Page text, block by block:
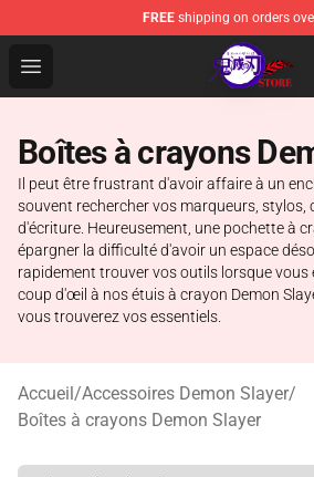
FREE shipping on orders
Open menu
Kimetsu no Yaiba Store -
Boîtes à crayons
Il peut être frustrant d'avoir affaire à un
souvent rechercher vos marqueurs, stylos,
d'écriture. Heureusement, une pochette à
épargner la difficulté d'avoir un espace
rapidement trouver vos outils lorsque vous
coup d'œil à nos étuis à crayon Demon
vous trouverez vos essentiels.
Accueil/Accessoires Demon Slayer/
Boîtes à crayons Demon Slayer